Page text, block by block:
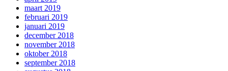
maart 2019
februari 2019
januari 2019
december 2018
november 2018
oktober 2018
september 2018